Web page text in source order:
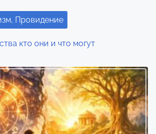
Провидение
кто они и что могут